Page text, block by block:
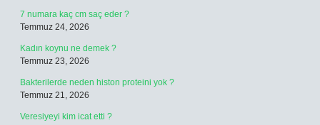
7 numara kaç cm saç eder ?
Temmuz 24, 2026
Kadın koynu ne demek ?
Temmuz 23, 2026
Bakterilerde neden histon proteini yok ?
Temmuz 21, 2026
Veresiyeyi kim icat etti ?